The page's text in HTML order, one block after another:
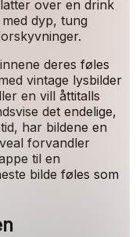
over en drink
dyp, tung
deres føles
vintage lysbilder
en vill åttitalls
det endelige,
har bildene en
forvandler
til en
bilde føles som